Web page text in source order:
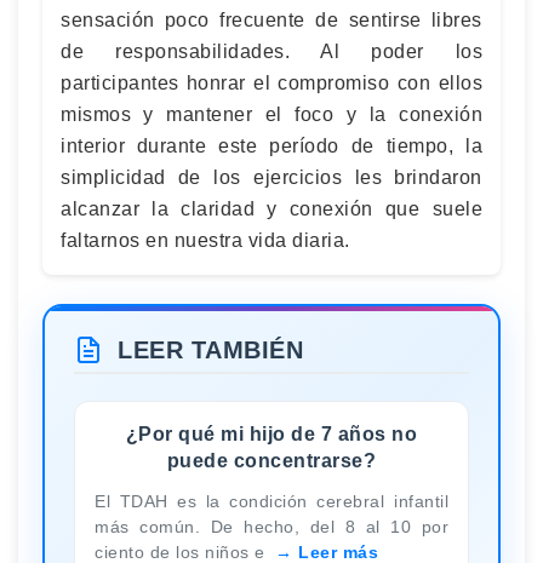
sensación poco frecuente de sentirse libres
de responsabilidades. Al poder los
participantes honrar el compromiso con ellos
mismos y mantener el foco y la conexión
interior durante este período de tiempo, la
simplicidad de los ejercicios les brindaron
alcanzar la claridad y conexión que suele
faltarnos en nuestra vida diaria.
LEER TAMBIÉN
¿Por qué mi hijo de 7 años no
puede concentrarse?
El TDAH es la condición cerebral infantil
más común. De hecho, del 8 al 10 por
ciento de los niños e
Leer más